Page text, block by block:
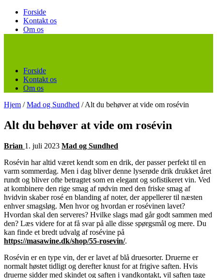
Forside
Kontakt os
Om os
Forside
Kontakt os
Om os
Hjem / Mad og Sundhed / Alt du behøver at vide om rosévin
Alt du behøver at vide om rosévin
Brian 1. juli 2023 Mad og Sundhed
Rosévin har altid været kendt som en drik, der passer perfekt til en
varm sommerdag. Men i dag bliver denne lyserøde drik drukket året
rundt og bliver ofte betragtet som en elegant og sofistikeret vin. Ved
at kombinere den rige smag af rødvin med den friske smag af
hvidvin skaber rosé en blanding af noter, der appellerer til næsten
enhver smagsløg. Men hvor og hvordan er rosévinen lavet?
Hvordan skal den serveres? Hvilke slags mad går godt sammen med
den? Læs videre for at få svar på alle disse spørgsmål og mere. Du
kan finde et bredt udvalg af rosévine på
https://masawine.dk/shop/55-rosevin/.
Rosévin er en type vin, der er lavet af blå druesorter. Druerne er
normalt høstet tidligt og derefter knust for at frigive saften. Hvis
druerne sidder med skindet og saften i vandkontakt, vil saften tage